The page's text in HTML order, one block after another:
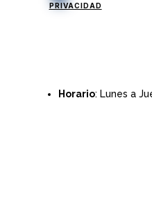
PRIVACIDAD
Horario: Lunes a